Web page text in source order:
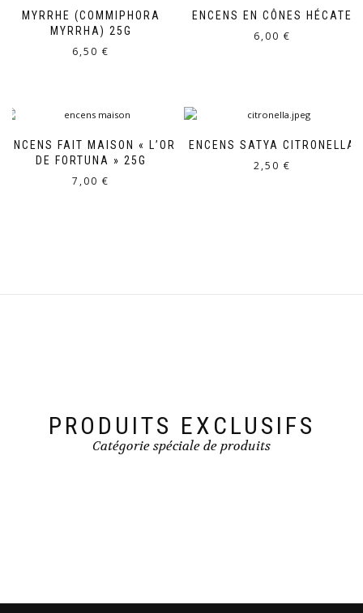
MYRRHE (COMMIPHORA
MYRRHA) 25G
6,50 €
ENCENS EN CÔNES HÉCATE
6,00 €
ENCENS FAIT MAISON « L’OR
DE FORTUNA » 25G
7,00 €
ENCENS SATYA CITRONELLA
2,50 €
PRODUITS EXCLUSIFS
Catégorie spéciale de produits